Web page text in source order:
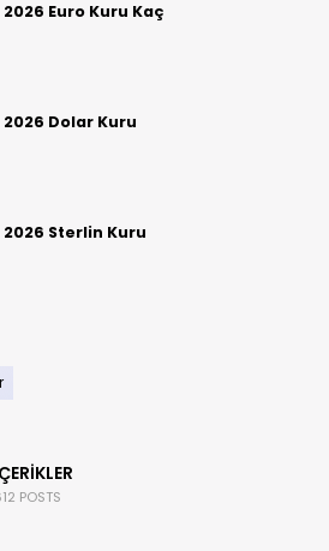
Euro Kuru Kaç
Dolar Kuru
Sterlin Kuru
POSTS